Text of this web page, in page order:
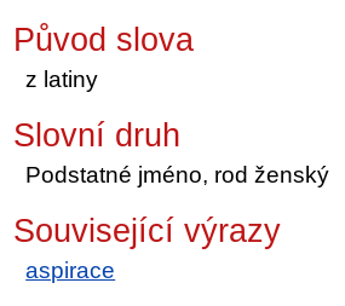
Původ slova
z latiny
Slovní druh
Podstatné jméno, rod ženský
Související výrazy
aspirace